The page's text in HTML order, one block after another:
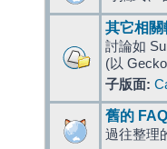
其它相關
討論如
(以
子版面:
舊的 FAQ
過往整理